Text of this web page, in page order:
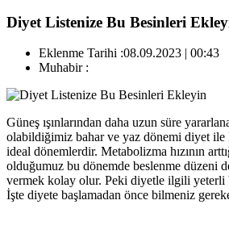
Diyet Listenize Bu Besinleri
Eklenme Tarihi :08.09.2023 | 00:43
Muhabir :
Güneş ışınlarından daha uzun süre
olabildiğimiz bahar ve yaz dönemi diyet ile
ideal dönemlerdir. Metabolizma hızının
olduğumuz bu dönemde beslenme düzeni
vermek kolay olur. Peki diyetle ilgili yeterli
İşte diyete başlamadan önce bilmeniz